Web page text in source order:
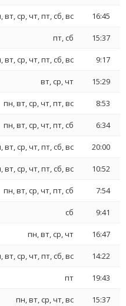
вт, ср, чт, пт, сб, вс 16:45
пт, сб 15:37
вт, ср, чт, пт, сб, вс 9:17
вт, ср, чт 15:29
пн, вт, ср, чт, пт, вс 8:53
пн, вт, ср, чт, пт, сб 6:34
вт, ср, чт, пт, сб, вс 20:00
вт, ср, чт, пт, сб, вс 10:52
пн, вт, ср, чт, пт, сб 7:54
сб 9:41
пн, вт, ср, чт 16:47
вт, ср, чт, пт, сб, вс 14:22
пт 19:43
пн, вт, ср, чт, вс 15:37